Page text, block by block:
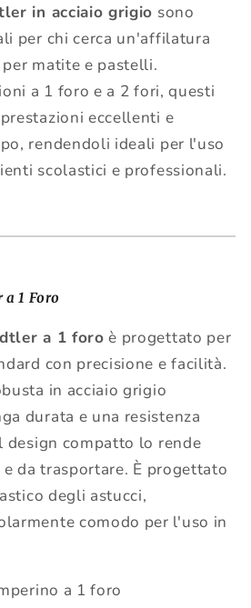
in acciaio grigio sono
per chi cerca un'affilatura
matite e pastelli.
a 1 foro e a 2 fori, questi
eccellenti e
rendendoli ideali per l'uso
scolastici e professionali.
1 Foro
a 1 foro è progettato per
con precisione e facilità.
in acciaio grigio
durata e una resistenza
design compatto lo rende
da trasportare. È progettato
degli astucci,
comodo per l'uso in
a 1 foro